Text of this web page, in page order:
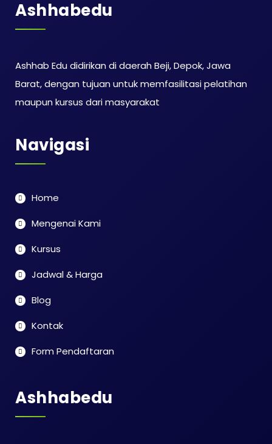
Ashhabedu
Ashhab Edu didirikan di daerah Beji, Depok, Jawa
Barat, dengan tujuan untuk memfasilitasi pelatihan
maupun kursus dari masyarakat
Navigasi
Home
Mengenai Kami
Kursus
Jadwal & Harga
Blog
Kontak
Form Pendaftaran
Ashhabedu